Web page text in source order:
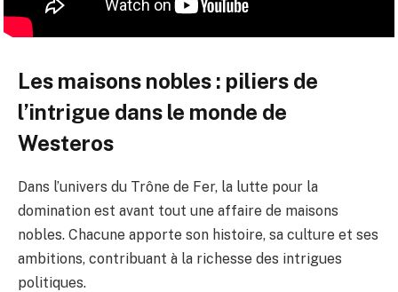
Les maisons nobles : piliers de
l’intrigue dans le monde de
Westeros
Dans l’univers du Trône de Fer, la lutte pour la
domination est avant tout une affaire de maisons
nobles. Chacune apporte son histoire, sa culture et ses
ambitions, contribuant à la richesse des intrigues
politiques.